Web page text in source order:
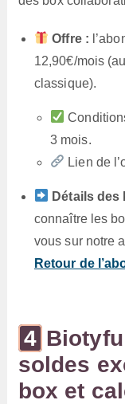
Offre :
12,90€/mois
classique).
3 mois.
Lien de
Détails
connaître les
vous sur notre
Retour de
soldes
box et